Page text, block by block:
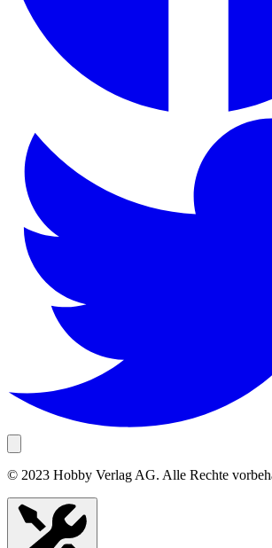
© 2023 Hobby Verlag AG. Alle Rechte